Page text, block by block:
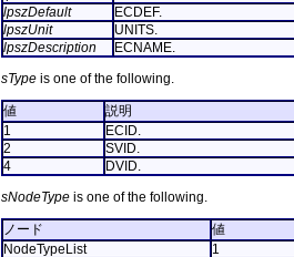
lpszDefault
ECDEF.
lpszUnit
UNITS.
lpszDescription
ECNAME.
sType is one of the following.
値
説明
1
ECID.
2
SVID.
4
DVID.
sNodeType is one of the following.
ノード
値
NodeTypeList
1